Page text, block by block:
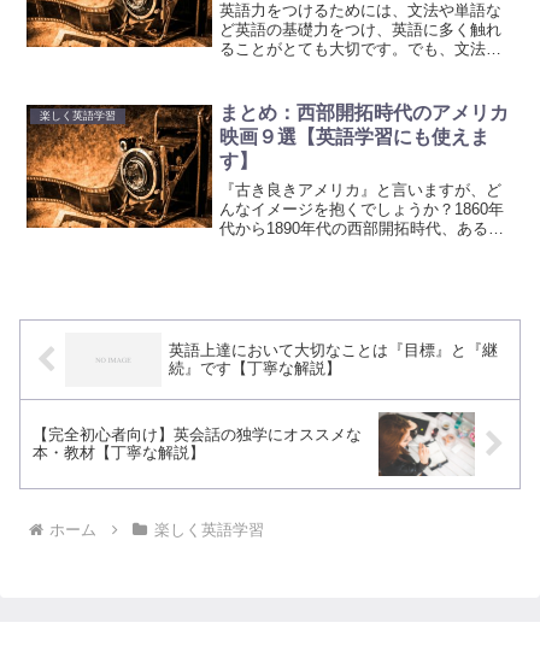
英語力をつけるためには、文法や単語な
ど英語の基礎力をつけ、英語に多く触れ
ることがとても大切です。でも、文法学
がないとなかなか続かないものです。こ
のような学習ばかりし...
楽しく英語学習
まとめ：西部開拓時代のアメリカ
映画９選【英語学習にも使えま
す】
『古き良きアメリカ』と言いますが、ど
んなイメージを抱くでしょうか？1860年
代から1890年代の西部開拓時代、あるい
英語上達において大切なことは『目標』と『継
続』です【丁寧な解説】
【完全初心者向け】英会話の独学にオススメな
本・教材【丁寧な解説】
ホーム 楽しく英語学習